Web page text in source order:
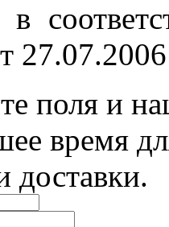
поля и
время
доставки.